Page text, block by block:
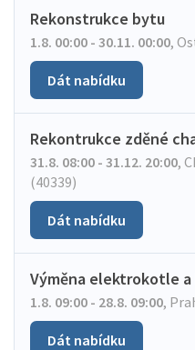
Rekonstrukce bytu
1.8. 00:00 - 30.11. 00:00,
Dát nabídku
Rekontrukce zděné
31.8. 08:00 - 31.12. 20:00,
(40339)
Dát nabídku
Výměna elektrokotle
1.8. 09:00 - 28.8. 09:00,
Dát nabídku